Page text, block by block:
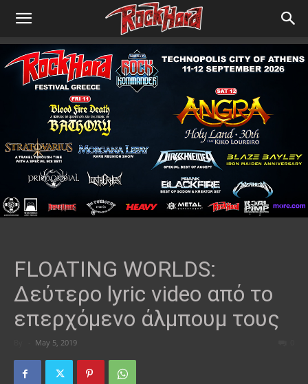
FLOATING WORLDS:
Δεύτερο lyric video από το
επερχόμενο άλμπουμ τους
May 5, 2019